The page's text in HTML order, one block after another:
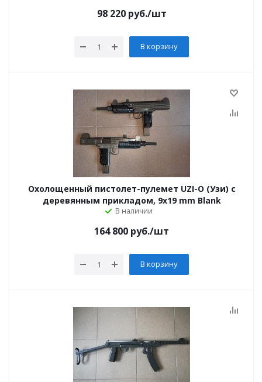
98 220руб./шт
В корзину
Охолощенный пистолет-пулемет UZI-О (Узи) с
деревянным прикладом, 9х19 mm Blank
В наличии
164 800 руб./шт
В корзину